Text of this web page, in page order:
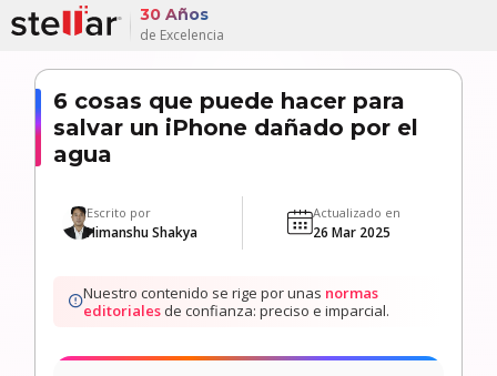
30 Años
de Excelencia
6 cosas que puede hacer para
salvar un iPhone dañado por el
agua
Escrito por
Himanshu Shakya
Actualizado en
26 Mar 2025
Nuestro contenido se rige por unas normas
editoriales de confianza: preciso e imparcial.